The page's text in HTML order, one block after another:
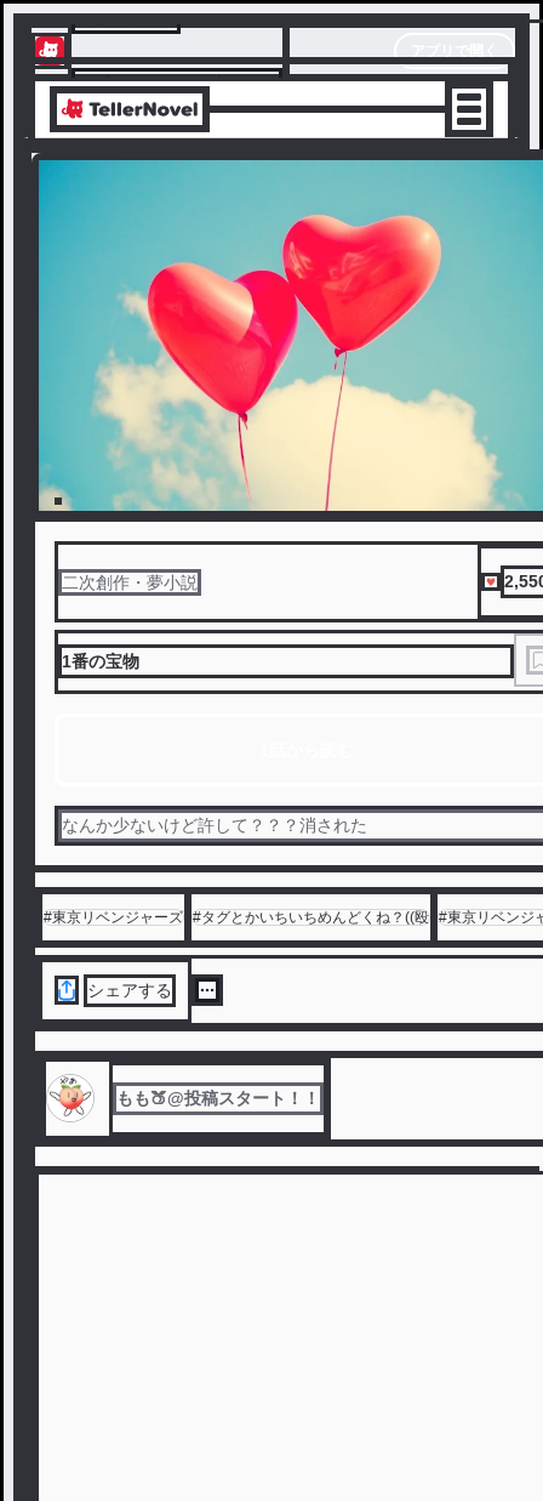
テラーノベル
アプリでサクサク楽しめる
二次創作・夢小説
1番の宝物
なんか少ないけど許して？？？消された
#東京リベンジャーズ #タグとかいちいちめんどくね？((殴 #東京リベンジ
シェアする
もも🍑@投稿スタート！！